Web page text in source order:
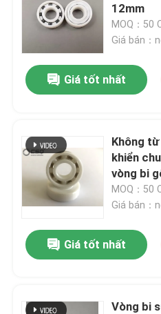
12mm
MOQ：50
Giá bán：
Giá tốt nhất
Không
khiển
vòng bi
dẫn
MOQ：50
Giá bán：
Giá tốt nhất
Vòng bi